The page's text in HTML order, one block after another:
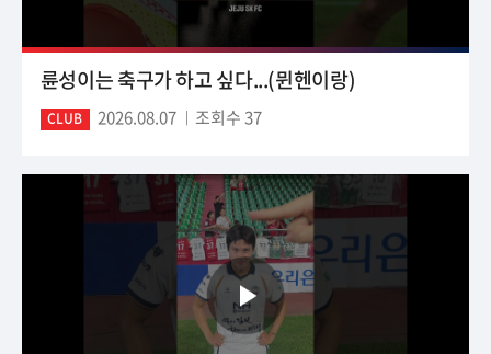
륜성이는 축구가 하고 싶다...(뮌헨이랑)
CLUB 2026.08.07 조회수 37